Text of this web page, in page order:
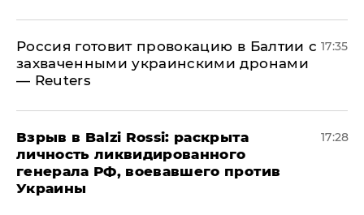
​Россия готовит провокацию в Балтии с
захваченными украинскими дронами
— Reuters
17:35
​Взрыв в Balzi Rossi: раскрыта
личность ликвидированного
генерала РФ, воевавшего против
Украины
17:28